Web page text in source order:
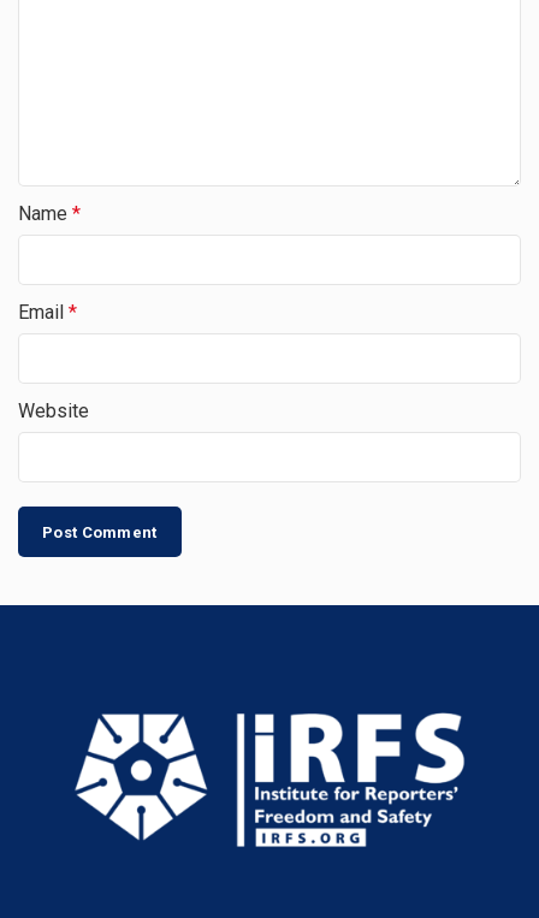
Name *
Email *
Website